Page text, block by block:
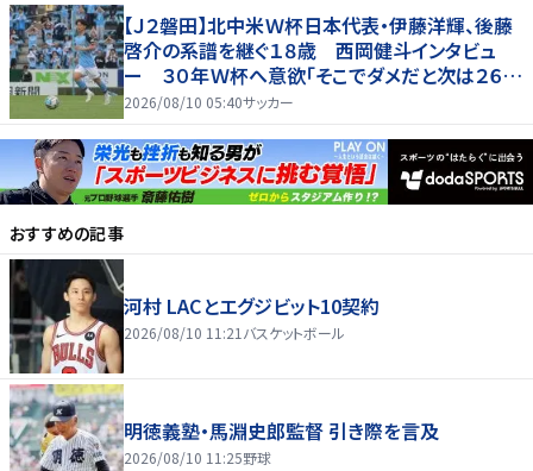
【Ｊ２磐田】北中米Ｗ杯日本代表・伊藤洋輝、後藤
啓介の系譜を継ぐ１８歳 西岡健斗インタビュ
ー ３０年Ｗ杯へ意欲「そこでダメだと次は２６
歳」
2026/08/10 05:40サッカー
おすすめの記事
河村 LACとエグジビット10契約
2026/08/10 11:21 バスケットボール
明徳義塾・馬淵史郎監督 引き際を言及
2026/08/10 11:25野球